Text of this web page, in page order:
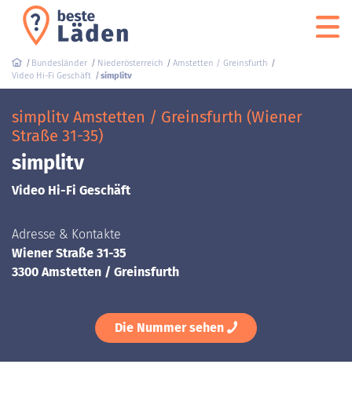
Bundesländer Niederösterreich
Amstetten / Greinsfurth
Video Hi-Fi Geschäft
simplitv
simplitv Amstetten / Greinsfurth (Wiener
Straße 31-35)
simplitv
Video Hi-Fi Geschäft
Adresse & Kontakte
Wiener Straße 31-35
3300 Amstetten / Greinsfurth
Die Nummer sehen